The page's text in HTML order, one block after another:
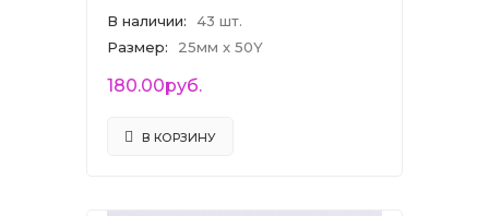
В наличии:
43 шт.
Размер: 25мм x 50Y
180.00руб.
В КОРЗИНУ